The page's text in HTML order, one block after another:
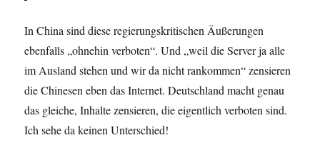
In China sind diese regierungskritischen Äußerungen
ebenfalls „ohnehin verboten“. Und „weil die Server ja alle
im Ausland stehen und wir da nicht rankommen“ zensieren
die Chinesen eben das Internet. Deutschland macht genau
das gleiche, Inhalte zensieren, die eigentlich verboten sind.
Ich sehe da keinen Unterschied!